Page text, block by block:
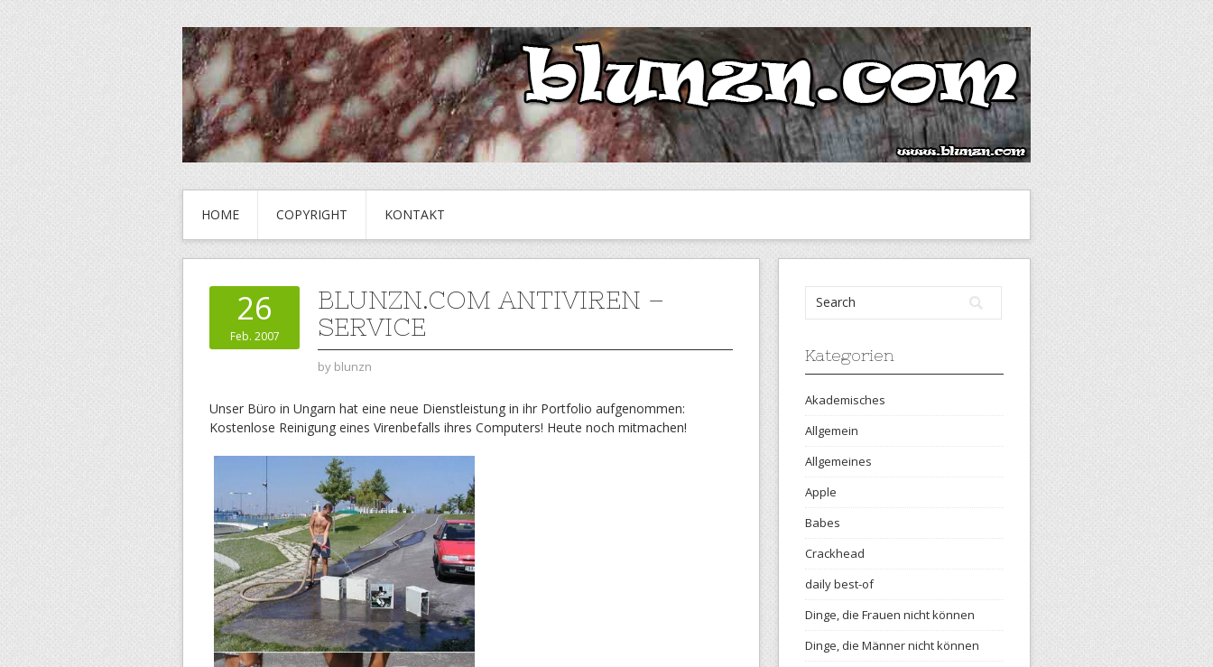
HOME COPYRIGHT KONTAKT
26
Feb. 2007
BLUNZN.COM ANTIVIREN –
SERVICE
by blunzn
Unser Büro in Ungarn hat eine neue Dienstleistung in ihr Portfolio aufgenommen:
Kostenlose Reinigung eines Virenbefalls ihres Computers! Heute noch mitmachen!
Kategorien
Akademisches
Allgemein
Allgemeines
Apple
Babes
Crackhead
daily best-of
Dinge, die Frauen nicht können
Dinge, die Männer nicht können